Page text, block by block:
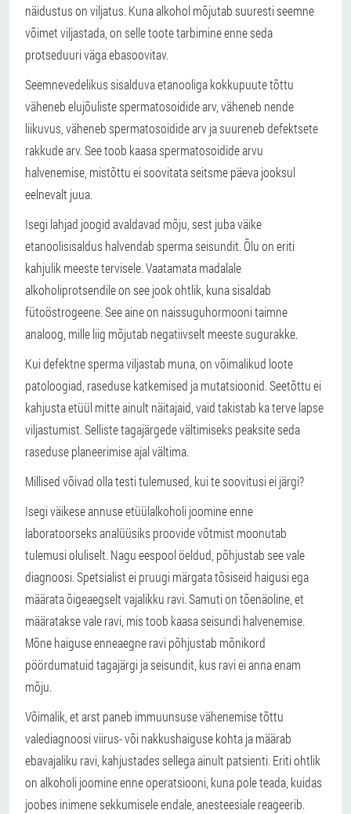
näidustus on viljatus. Kuna alkohol mõjutab suuresti seemne
võimet viljastada, on selle toote tarbimine enne seda
protseduuri väga ebasoovitav.
Seemnevedelikus sisalduva etanooliga kokkupuute tõttu
väheneb elujõuliste spermatosoidide arv, väheneb nende
liikuvus, väheneb spermatosoidide arv ja suureneb defektsete
rakkude arv. See toob kaasa spermatosoidide arvu
halvenemise, mistõttu ei soovitata seitsme päeva jooksul
eelnevalt juua.
Isegi lahjad joogid avaldavad mõju, sest juba väike
etanoolisisaldus halvendab sperma seisundit. Õlu on eriti
kahjulik meeste tervisele. Vaatamata madalale
alkoholiprotsendile on see jook ohtlik, kuna sisaldab
fütoöstrogeene. See aine on naissuguhormooni taimne
analoog, mille liig mõjutab negatiivselt meeste sugurakke.
Kui defektne sperma viljastab muna, on võimalikud loote
patoloogiad, raseduse katkemised ja mutatsioonid. Seetõttu ei
kahjusta etüül mitte ainult näitajaid, vaid takistab ka terve lapse
viljastumist. Selliste tagajärgede vältimiseks peaksite seda
raseduse planeerimise ajal vältima.
Millised võivad olla testi tulemused, kui te soovitusi ei järgi?
Isegi väikese annuse etüülalkoholi joomine enne
laboratoorseks analüüsiks proovide võtmist moonutab
tulemusi oluliselt. Nagu eespool öeldud, põhjustab see vale
diagnoosi. Spetsialist ei pruugi märgata tõsiseid haigusi ega
määrata õigeaegselt vajalikku ravi. Samuti on tõenäoline, et
määratakse vale ravi, mis toob kaasa seisundi halvenemise.
Mõne haiguse enneaegne ravi põhjustab mõnikord
pöördumatuid tagajärgi ja seisundit, kus ravi ei anna enam
mõju.
Võimalik, et arst paneb immuunsuse vähenemise tõttu
valediagnoosi viirus- või nakkushaiguse kohta ja määrab
ebavajaliku ravi, kahjustades sellega ainult patsienti. Eriti ohtlik
on alkoholi joomine enne operatsiooni, kuna pole teada, kuidas
joobes inimene sekkumisele endale, anesteesiale reageerib.